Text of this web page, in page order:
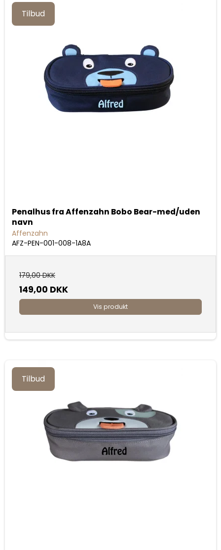
Tilbud
Penalhus fra Affenzahn Bobo Bear-med/uden
navn
Affenzahn
AFZ-PEN-001-008-1A8A
179,00 DKK
149,00 DKK
Vis produkt
Tilbud